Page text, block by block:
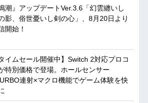
鳴潮』アップデートVer.3.6「幻雲纏いし
影、俗世憂いし剣の心」、8月20日より
開始！
タイムセール開催中】Switch 2対応プロコ
特別価格で登場。ホールセンサー
連射×マクロ機能でゲーム体験を快